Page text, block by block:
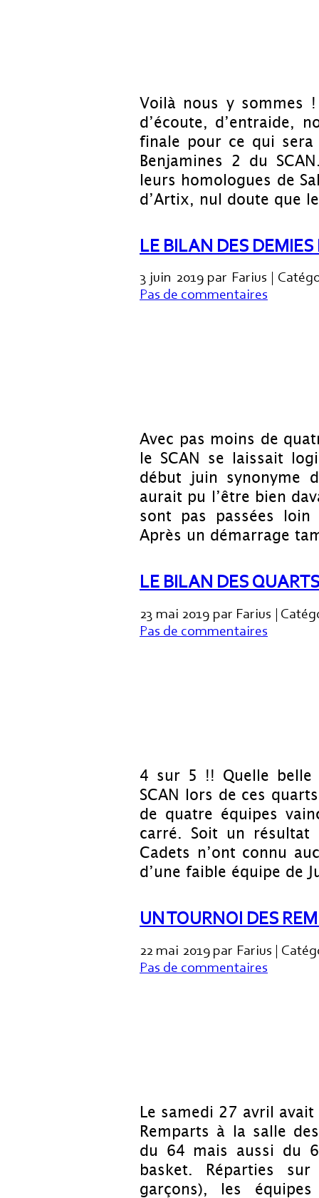
Voilà nous y sommes
d’écoute, d’entraide,
finale pour ce qui
Benjamines 2 du
leurs homologues de
d’Artix, nul doute que
LE BILAN DES
3 juin 2019 par Farius |
Pas de commentaires
Avec pas moins de
le SCAN se laissait
début juin synonyme
aurait pu l’être bien
sont pas passées loin
Après un démarrage
LE BILAN DES
23 mai 2019 par Farius |
Pas de commentaires
4 sur 5 !! Quelle belle
SCAN lors de ces
de quatre équipes
carré. Soit un résultat
Cadets n’ont connu
d’une faible équipe de
UN TOURNOI DES
22 mai 2019 par Farius |
Pas de commentaires
Le samedi 27 avril
Remparts à la salle
du 64 mais aussi du
basket. Réparties
garçons), les